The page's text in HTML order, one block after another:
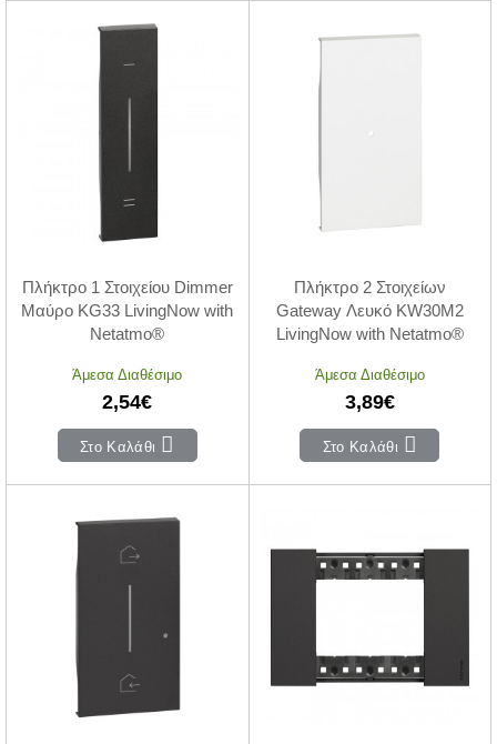
Πλήκτρο 1 Στοιχείου Dimmer
Μαύρο KG33 LivingNow with
Netatmo®
Άμεσα Διαθέσιμο
2,54€
Στο Καλάθι
Πλήκτρο 2 Στοιχείων
Gateway Λευκό KW30M2
LivingNow with Netatmo®
Άμεσα Διαθέσιμο
3,89€
Στο Καλάθι